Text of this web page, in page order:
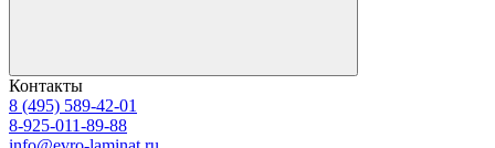
Контакты
8 (495) 589-42-01
8-925-011-89-88